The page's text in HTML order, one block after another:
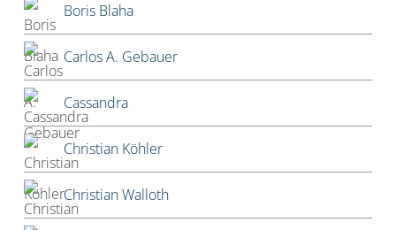
Boris Blaha
Carlos A. Gebauer
Cassandra
Christian Köhler
Christian Walloth